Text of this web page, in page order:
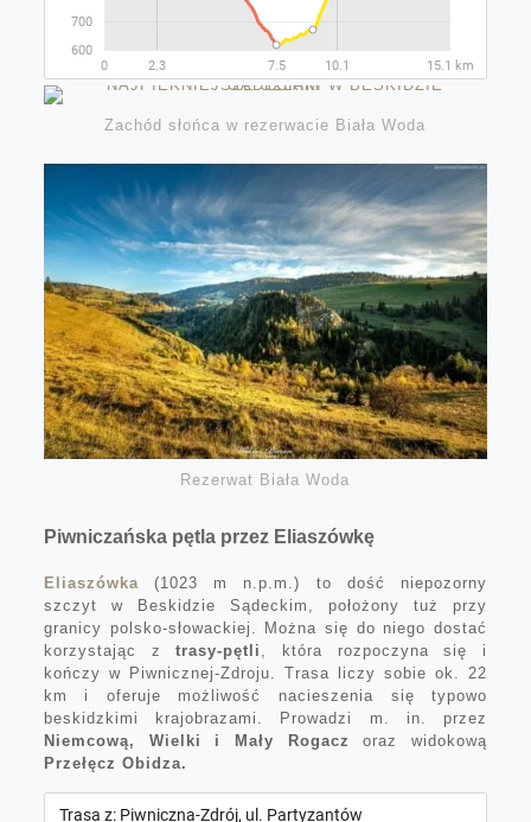
Zachód słońca w rezerwacie Biała Woda
Rezerwat Biała Woda
Piwniczańska pętla przez Eliaszówkę
Eliaszówka(1023 m n.p.m.) to dość niepozorny
szczyt w Beskidzie Sądeckim, położony tuż przy
granicy polsko-słowackiej. Można się do niego dostać
korzystając ztrasy-pętli , która rozpoczyna się i
kończy w Piwnicznej-Zdroju. Trasa liczy sobie ok. 22
km i oferuje możliwość nacieszenia się typowo
beskidzkimi krajobrazami. Prowadzi m. in. przez
Niemcową, Wielki i Mały Rogacz
oraz widokową
Przełęcz Obidza.